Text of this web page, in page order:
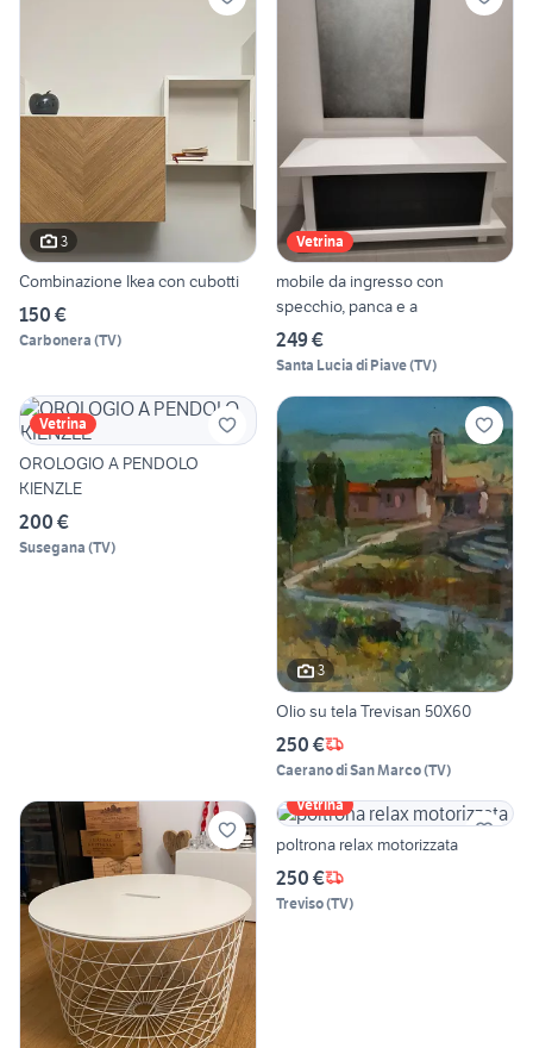
3
Combinazione Ikea con cubotti
150 €
Carbonera (TV)
Vetrina
mobile da ingresso con
specchio, panca e a
249 €
Santa Lucia di Piave(TV)
Vetrina
OROLOGIO A PENDOLO
KIENZLE
200 €
Susegana (TV)
3
Olio su tela Trevisan 50X60
250 €
Caerano di San Marco(TV)
Vetrina
poltrona relax motorizzata
250 €
Treviso(TV)